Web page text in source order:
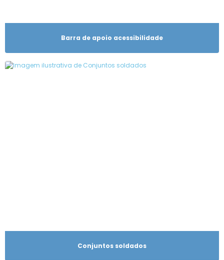
Barra de apoio acessibilidade
Conjuntos soldados